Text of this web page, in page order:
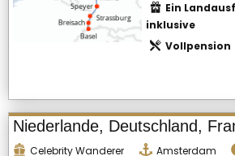
Ein
inklusive
Vollpension
Celebrity Wanderer Amsterdam